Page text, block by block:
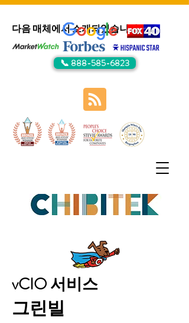
다음 매체에서 소개되었습니다:
📞 888-585-6823
vCIO 서비스
그린빌